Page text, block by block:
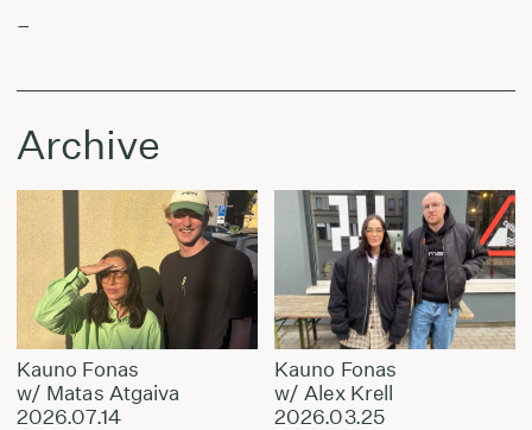
–
Archive
Kauno Fonas
w/ Matas Atgaiva
2026.07.14
Kauno Fonas
w/ Alex Krell
2026.03.25